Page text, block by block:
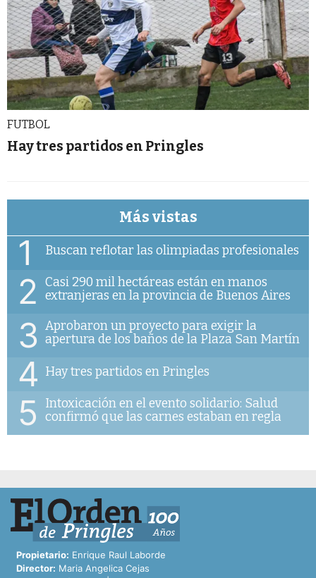
FUTBOL
Hay tres partidos en Pringles
Más vistas
1 Buscan reflotar las olimpiadas profesionales
2
Casi 290 mil hectáreas están en manos
extranjeras en la provincia de Buenos Aires
3 Aprobaron un proyecto para exigir la
apertura de los baños de la Plaza San Martín
4 Hay tres partidos en Pringles
5
Intoxicación en el evento solidario: Salud
confirmó que las carnes estaban en regla
Propietario: Enrique Raul Laborde
Director: Maria Angelica Cejas